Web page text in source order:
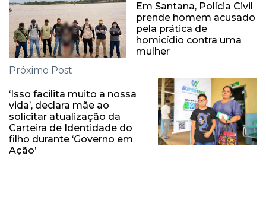
Em Santana, Polícia Civil
prende homem acusado
pela prática de
homicídio contra uma
mulher
Próximo Post
‘Isso facilita muito a nossa
vida’, declara mãe ao
solicitar atualização da
Carteira de Identidade do
filho durante ‘Governo em
Ação’